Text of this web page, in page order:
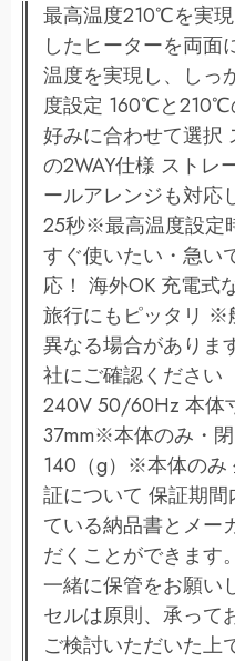
最高温度210℃を実
したヒーターを両面
温度を実現し、しっ
度設定 160℃と210℃
好みに合わせて選択
の2WAY仕様 ストレ
ールアレンジも対応
25秒※最高温度設定
すぐ使いたい・急い
応！ 海外OK 充電式
旅行にもピッタリ ※
異なる場合がありま
社にご確認ください
240V 50/60Hz 本体
37mm※本体のみ・
140（g）※本体のみ
証について 保証期
ている納品書とメー
だくことができます
一緒に保管をお願い
セルは原則、承って
ご検討いただいた上